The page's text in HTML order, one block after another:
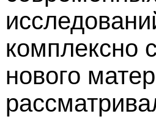
комплексно
нового